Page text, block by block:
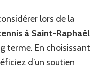
lors de la
à Saint-Raphaël
terme. En choisissant
d’un soutien